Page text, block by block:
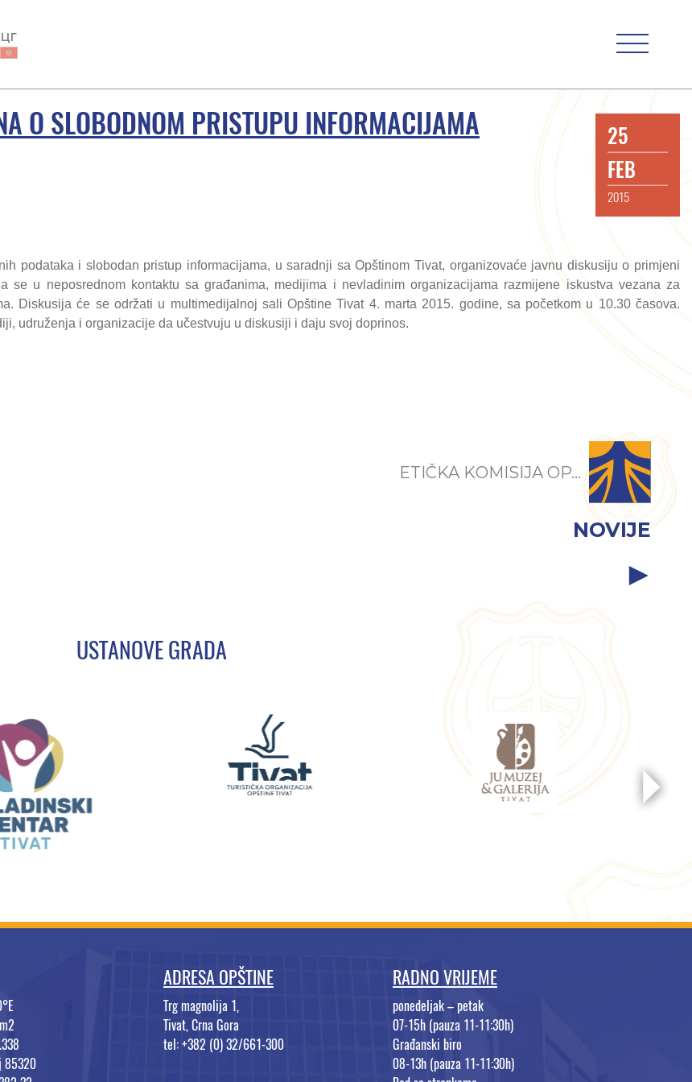
ЦГ
O SLOBODNOM PRISTUPU INFORMACIJAMA
25
FEB
2015
podataka i slobodan pristup informacijama, u saradnji sa Opštinom Tivat, organizovaće javnu diskusiju o primjeni
u neposrednom kontaktu sa građanima, medijima i nevladinim organizacijama razmijene iskustva vezana za
Diskusija će se održati u multimedijalnoj sali Opštine Tivat 4. marta 2015. godine, sa početkom u 10.30 časova.
udruženja i organizacije da učestvuju u diskusiji i daju svoj doprinos.
ETIČKA KOMISIJA OP...
NOVIJE
USTANOVE GRADA
85320
ADRESA OPŠTINE
Trg magnolija 1,
Tivat, Crna Gora
tel: +382 (0) 32/661-300
RADNO VRIJEME
ponedeljak – petak
07-15h (pauza 11-11:30h)
Građanski biro
08-13h (pauza 11-11:30h)